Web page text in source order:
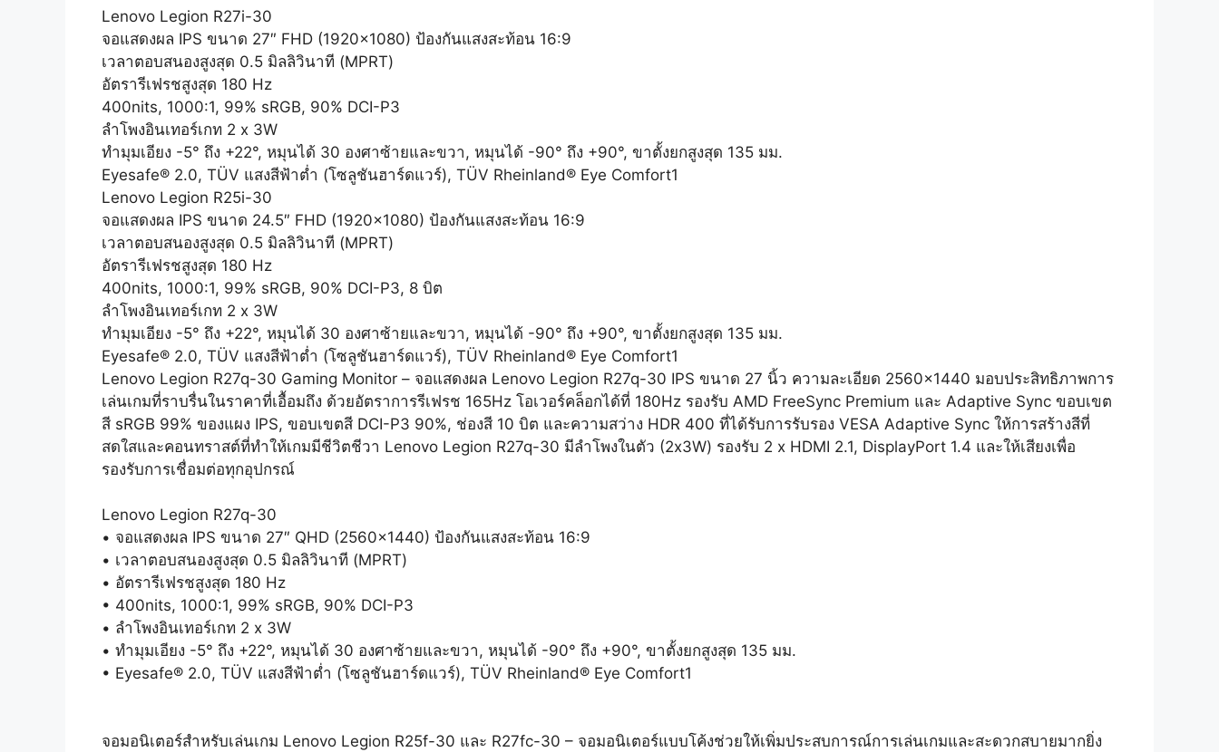
Lenovo Legion R27i-30
จอแสดงผล IPS ขนาด 27″ FHD (1920×1080) ป้องกันแสงสะท้อน 16:9
เวลาตอบสนองสูงสุด 0.5 มิลลิวินาที (MPRT)
อัตรารีเฟรชสูงสุด 180 Hz
400nits, 1000:1, 99% sRGB, 90% DCI-P3
ลำโพงอินเทอร์เกท 2 x 3W
ทำมุมเอียง -5° ถึง +22°, หมุนได้ 30 องศาซ้ายและขวา, หมุนได้ -90° ถึง +90°, ขาตั้งยกสูงสุด 135 มม.
Eyesafe® 2.0, TÜV แสงสีฟ้าต่ำ (โซลูชันฮาร์ดแวร์), TÜV Rheinland® Eye Comfort1
Lenovo Legion R25i-30
จอแสดงผล IPS ขนาด 24.5″ FHD (1920×1080) ป้องกันแสงสะท้อน 16:9
เวลาตอบสนองสูงสุด 0.5 มิลลิวินาที (MPRT)
อัตรารีเฟรชสูงสุด 180 Hz
400nits, 1000:1, 99% sRGB, 90% DCI-P3, 8 บิต
ลำโพงอินเทอร์เกท 2 x 3W
ทำมุมเอียง -5° ถึง +22°, หมุนได้ 30 องศาซ้ายและขวา, หมุนได้ -90° ถึง +90°, ขาตั้งยกสูงสุด 135 มม.
Eyesafe® 2.0, TÜV แสงสีฟ้าต่ำ (โซลูชันฮาร์ดแวร์), TÜV Rheinland® Eye Comfort1
Lenovo Legion R27q-30 Gaming Monitor – จอแสดงผล Lenovo Legion R27q-30 IPS ขนาด 27 นิ้ว ความละเอียด 2560×1440 มอบประสิทธิภาพการ
เล่นเกมที่ราบรื่นในราคาที่เอื้อมถึง ด้วยอัตราการรีเฟรช 165Hz โอเวอร์คล็อกได้ที่ 180Hz รองรับ AMD FreeSync Premium และ Adaptive Sync ขอบเขต
สี sRGB 99% ของแผง IPS, ขอบเขตสี DCI-P3 90%, ช่องสี 10 บิต และความสว่าง HDR 400 ที่ได้รับการรับรอง VESA Adaptive Sync ให้การสร้างสีที่
สดใสและคอนทราสต์ที่ทำให้เกมมีชีวิตชีวา Lenovo Legion R27q-30 มีลำโพงในตัว (2x3W) รองรับ 2 x HDMI 2.1, DisplayPort 1.4 และให้เสียงเพื่อ
รองรับการเชื่อมต่อทุกอุปกรณ์
Lenovo Legion R27q-30
• จอแสดงผล IPS ขนาด 27″ QHD (2560×1440) ป้องกันแสงสะท้อน 16:9
• เวลาตอบสนองสูงสุด 0.5 มิลลิวินาที (MPRT)
• อัตรารีเฟรชสูงสุด 180 Hz
• 400nits, 1000:1, 99% sRGB, 90% DCI-P3
• ลำโพงอินเทอร์เกท 2 x 3W
• ทำมุมเอียง -5° ถึง +22°, หมุนได้ 30 องศาซ้ายและขวา, หมุนได้ -90° ถึง +90°, ขาตั้งยกสูงสุด 135 มม.
• Eyesafe® 2.0, TÜV แสงสีฟ้าต่ำ (โซลูชันฮาร์ดแวร์), TÜV Rheinland® Eye Comfort1
จอมอนิเตอร์สำหรับเล่นเกม Lenovo Legion R25f-30 และ R27fc-30 – จอมอนิเตอร์แบบโค้งช่วยให้เพิ่มประสบการณ์การเล่นเกมและสะดวกสบายมากยิ่ง